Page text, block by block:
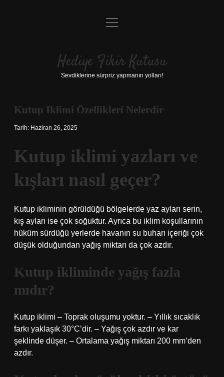
Anasayfa
Yasal Uyarı
menüyü
Hediye Fikir Kutusu
Sevdiklerine sürpriz yapmanın yolları!
Kutup Iklimi Özellikleri Nelerdir
Tarih: Haziran 26, 2025
Kutup iklimi yazları ve
kışları nasıl geçer?
Kutup ikliminin görüldüğü bölgelerde yaz ayları serin,
kış ayları ise çok soğuktur. Ayrıca bu iklim koşullarının
hüküm sürdüğü yerlerde havanın su buharı içeriği çok
düşük olduğundan yağış miktarı da çok azdır.
Kutup ikliminde yağış fazla
mıdır?
Kutup iklimi – Toprak oluşumu yoktur. – Yıllık sıcaklık
farkı yaklaşık 30°C’dir. – Yağış çok azdır ve kar
şeklinde düşer. – Ortalama yağış miktarı 200 mm’den
azdır.